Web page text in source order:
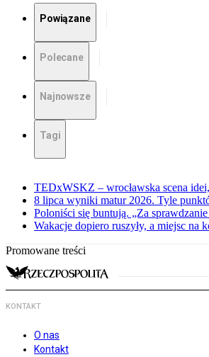
Powiązane
Polecane
Najnowsze
Tagi
TEDxWSKZ – wrocławska scena
8 lipca wyniki matur 2026. Tyle
Poloniści się buntują. „Za
Wakacje dopiero ruszyły, a miejsc na
Promowane treści
KONTAKT
O nas
Kontakt